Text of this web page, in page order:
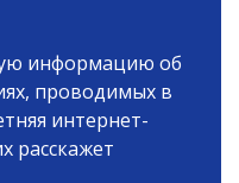
информацию об
проводимых в
интернет-
расскажет